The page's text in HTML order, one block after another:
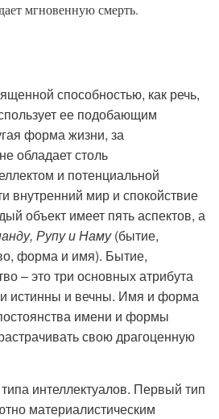
мгновенную смерть.
способностью, как речь,
ее подобающим
форма жизни, за
обладает столь
и потенциальной
внутренний мир и спокойствие
объект имеет пять аспектов, а
Рупу и Наму(бытие,
форма и имя). Бытие,
– это три основных атрибута
истинны и вечны. Имя и форма
имени и формы
свою драгоценную
интеллектуалов. Первый тип
материалистическим